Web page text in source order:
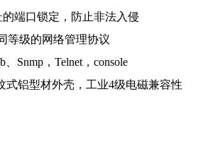
端口锁定，防止非法入侵
等级的网络管理协议
Snmp，Telnet，console
式铝型材外壳，工业4级电磁兼容性